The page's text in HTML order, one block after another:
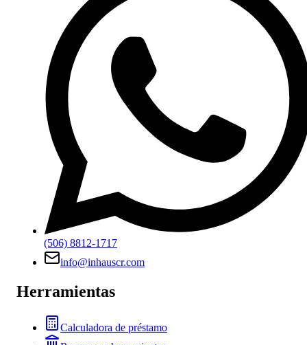
(506) 8812-1717
info@inhauscr.com
Herramientas
Calculadora de préstamo